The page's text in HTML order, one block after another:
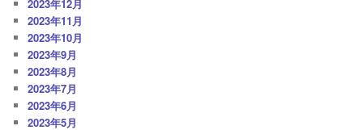
2023年12月
2023年11月
2023年10月
2023年9月
2023年8月
2023年7月
2023年6月
2023年5月